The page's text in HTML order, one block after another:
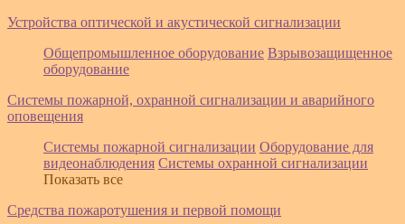
Устройства оптической и акустической сигнализации
Общепромышленное оборудование Взрывозащищенное
оборудование
Системы пожарной, охранной сигнализации и аварийного
оповещения
Системы пожарной сигнализации Оборудование для
видеонаблюдения Системы охранной сигнализации
Показать все
Средства пожаротушения и первой помощи